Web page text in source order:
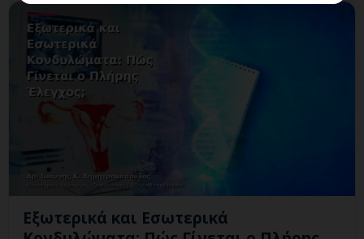
Εξωτερικά και Εσωτερικά